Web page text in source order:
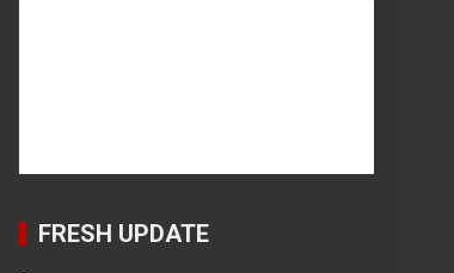
FRESH UPDATE